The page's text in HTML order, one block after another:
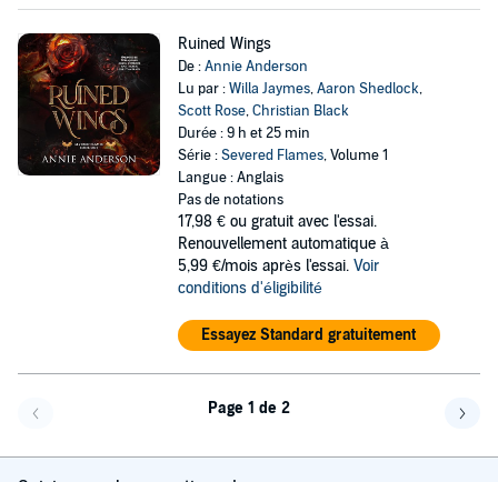
Ruined Wings
De :Annie Anderson
Lu par :Willa Jaymes,Aaron Shedlock,
Scott Rose,Christian Black
Durée : 9 h et 25 min
Série :Severed Flames, Volume 1
Langue : Anglais
Pas de notations
17,98 € ou gratuit avec l'essai.
Renouvellement automatique à
5,99 €/mois après l'essai. Voir
conditions d'éligibilité
Essayez Standard gratuitement
Page 1 de 2